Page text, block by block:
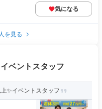
気になる
を見る
ベントスタッフ
✨イベントスタッフ